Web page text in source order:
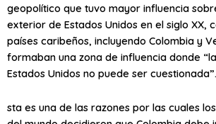
geopolítico que tuvo mayor influencia
exterior de Estados Unidos en el siglo XX,
países caribeños, incluyendo Colombia y
formaban una zona de influencia donde
Estados Unidos no puede ser cuestionada”.
sta es una de las razones por las cuales